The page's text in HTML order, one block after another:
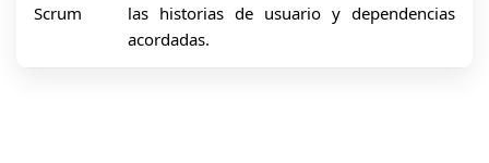
Scrum
las historias de usuario y dependencias
acordadas.